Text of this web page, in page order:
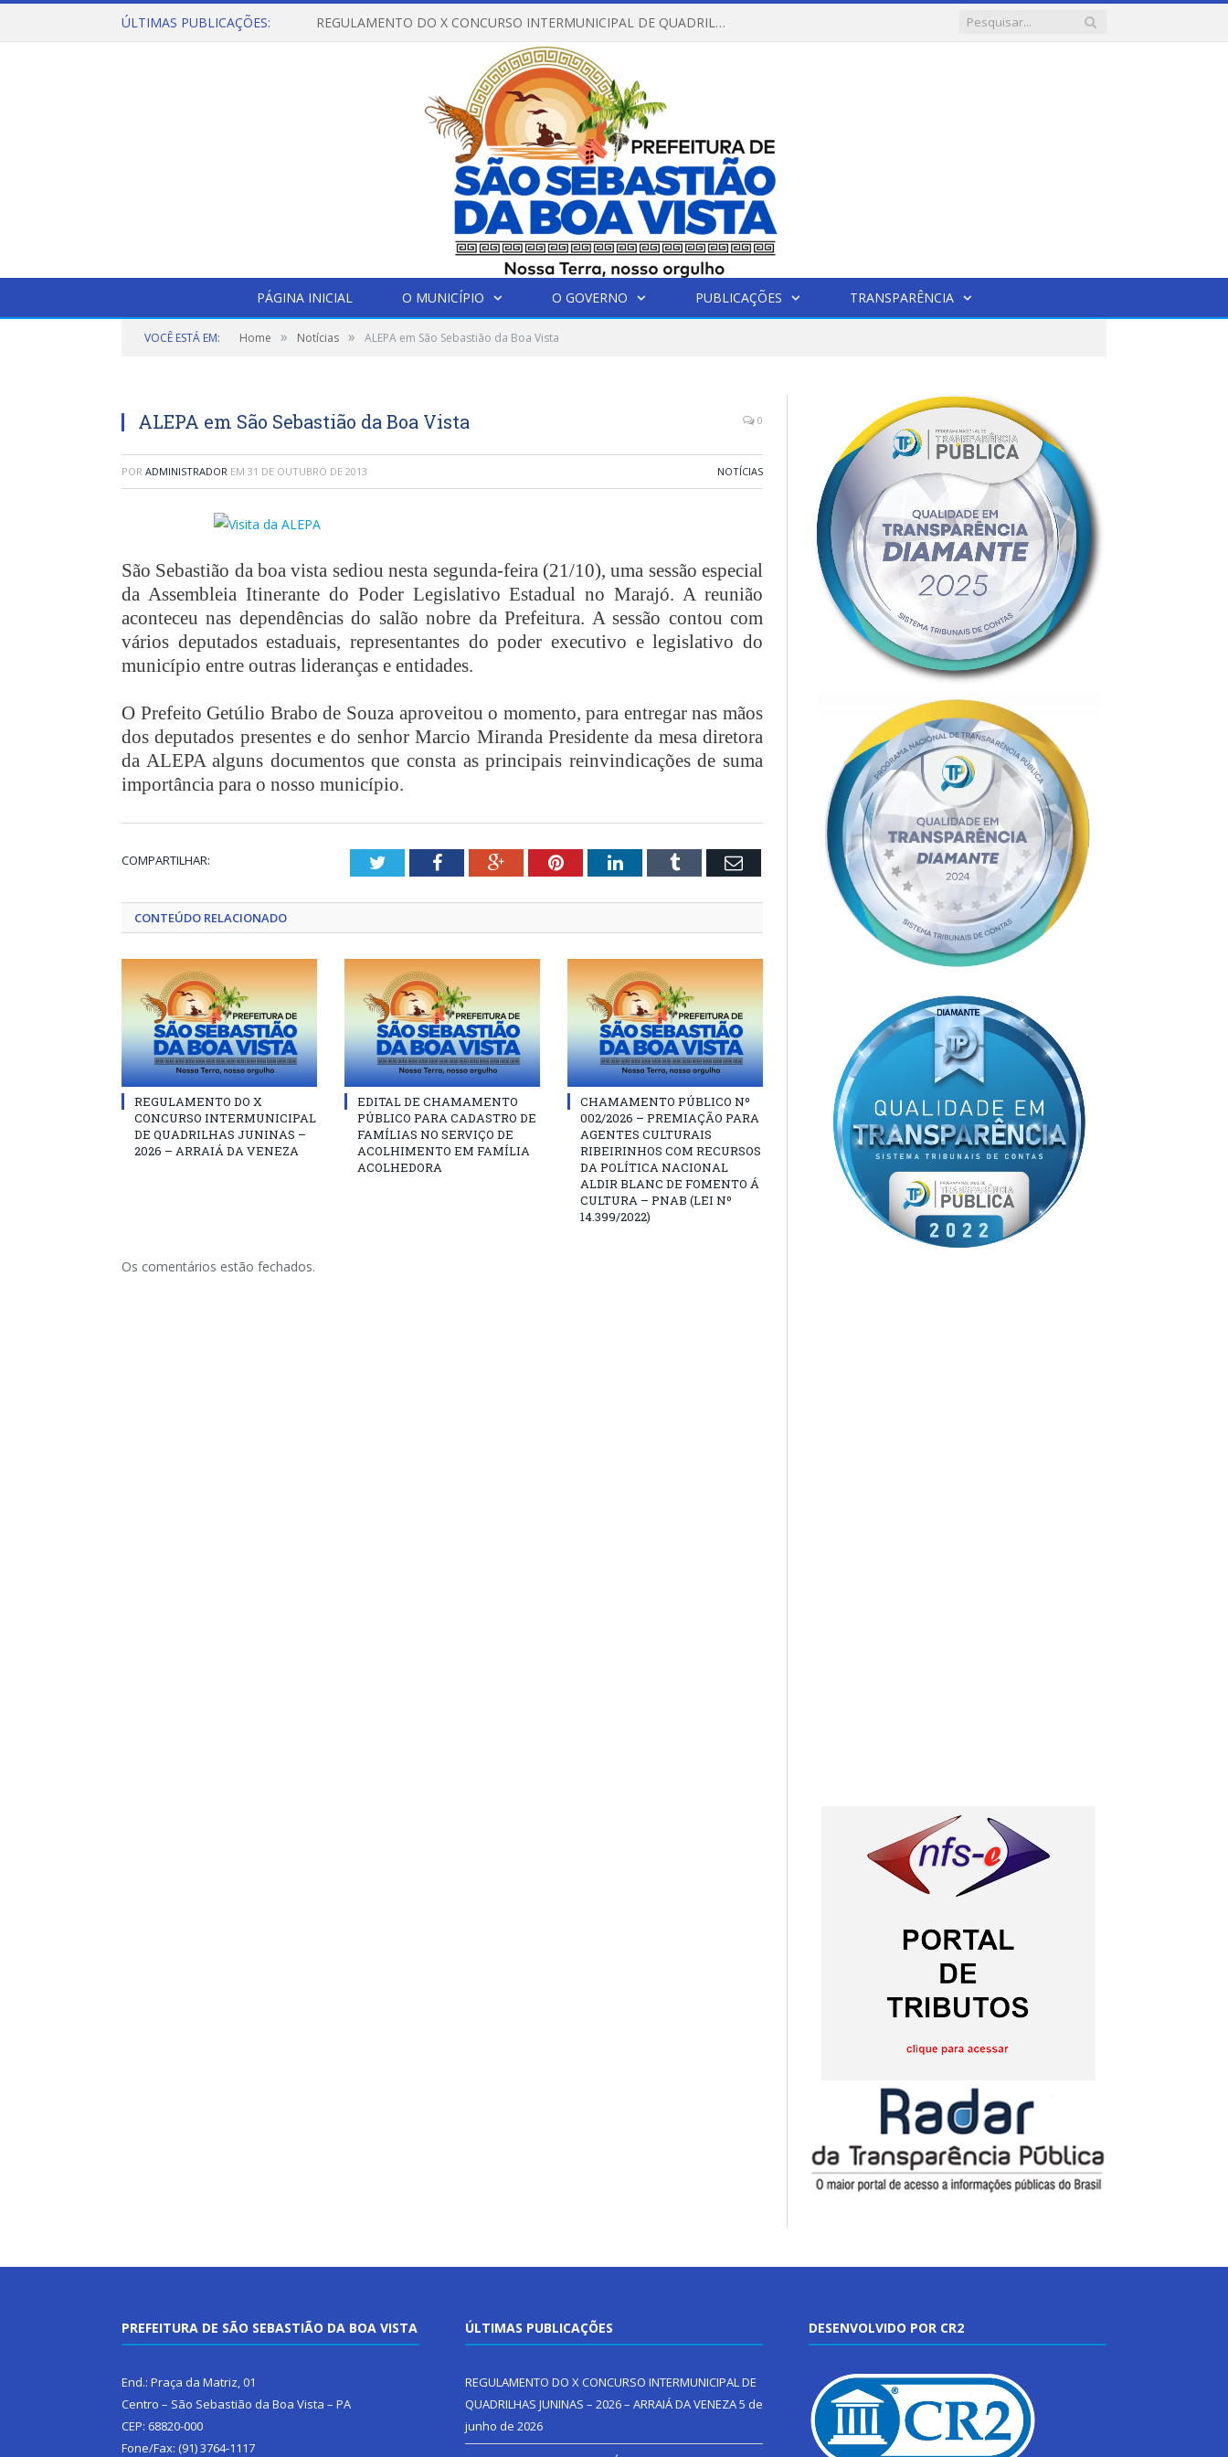
ÚLTIMAS PUBLICAÇÕES: REGULAMENTO DO X CONCURSO INTERMUNICIPAL DE QUADRILHAS JUNINAS – 2026 – ARRAIÁ DA VENEZA
PÁGINA INICIAL O MUNICÍPIO O GOVERNO PUBLICAÇÕES TRANSPARÊNCIA
VOCÊ ESTÁ EM: Home » Notícias » ALEPA em São Sebastião da Boa Vista
ALEPA em São Sebastião da Boa Vista 0
POR ADMINISTRADOR EM 31 DE OUTUBRO DE 2013 NOTÍCIAS
São Sebastião da boa vista sediou nesta segunda-feira (21/10), uma sessão especial
da Assembleia Itinerante do Poder Legislativo Estadual no Marajó. A reunião
aconteceu nas dependências do salão nobre da Prefeitura. A sessão contou com
vários deputados estaduais, representantes do poder executivo e legislativo do
município entre outras lideranças e entidades.
O Prefeito Getúlio Brabo de Souza aproveitou o momento, para entregar nas mãos
dos deputados presentes e do senhor Marcio Miranda Presidente da mesa diretora
da ALEPA alguns documentos que consta as principais reinvindicações de suma
importância para o nosso município.
COMPARTILHAR: TwitterFacebookGoogle+PinterestLinkedInTumblr Email
CONTEÚDO RELACIONADO
REGULAMENTO DO X
CONCURSO INTERMUNICIPAL
DE QUADRILHAS JUNINAS –
2026 – ARRAIÁ DA VENEZA
EDITAL DE CHAMAMENTO
PÚBLICO PARA CADASTRO DE
FAMÍLIAS NO SERVIÇO DE
ACOLHIMENTO EM FAMÍLIA
ACOLHEDORA
CHAMAMENTO PÚBLICO Nº
002/2026 – PREMIAÇÃO PARA
AGENTES CULTURAIS
RIBEIRINHOS COM RECURSOS
DA POLÍTICA NACIONAL
ALDIR BLANC DE FOMENTO Á
CULTURA – PNAB (LEI Nº
14.399/2022)
Os comentários estão fechados.
PREFEITURA DE SÃO SEBASTIÃO DA BOA VISTA
End.: Praça da Matriz, 01
Centro – São Sebastião da Boa Vista – PA
CEP: 68820-000
Fone/Fax: (91) 3764-1117
ÚLTIMAS PUBLICAÇÕES
REGULAMENTO DO X CONCURSO INTERMUNICIPAL DE
QUADRILHAS JUNINAS – 2026 – ARRAIÁ DA VENEZA5 de
junho de 2026
DESENVOLVIDO POR CR2